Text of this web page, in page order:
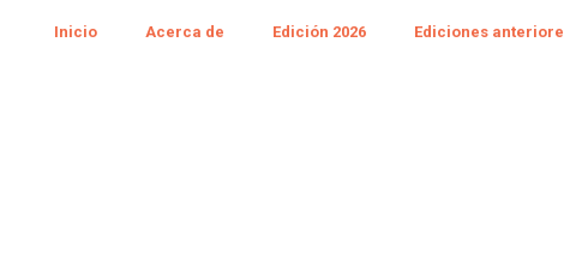
Inicio Acerca de Edición 2026 Ediciones